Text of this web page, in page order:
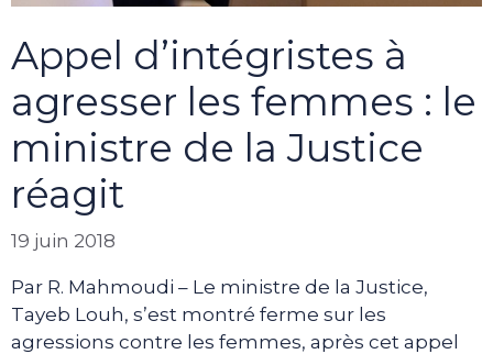
Appel d’intégristes à
agresser les femmes : le
ministre de la Justice
réagit
19 juin 2018
Par R. Mahmoudi – Le ministre de la Justice,
Tayeb Louh, s’est montré ferme sur les
agressions contre les femmes, après cet appel